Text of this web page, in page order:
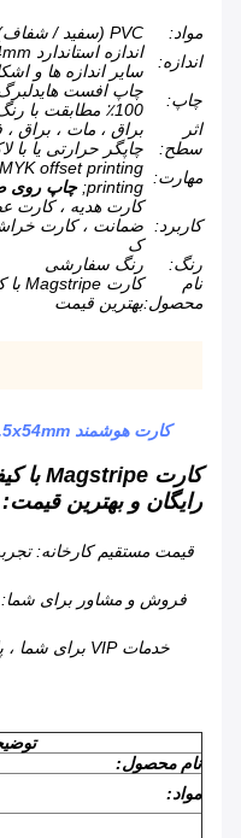
مواد:
PVC (سفید / شفاف) ، PET ، Bio PVC.
اندازه:
سایر اندازه ها و
چاپ:
چاپ افست
100٪ مطابقت با رنگ یا نمونه مورد نیاز مشتری دارد.
اثر
سطح:
براق ، مات ، براق
چاپگر حرارتی یا
مهارت: offset printing;
printing; چاپ روی
کاربرد: ضمانت ، کارت
ک
رنگ:
رنگ سفارشی
نام
محصول:بهترین قیمت
کارت هوشمند Magstripe 85.5x54mm چاپ افست هایدلبرگ
رایگان و بهترین قیمت:
قیمت مستقیم کارخانه:
نام محصول:
مواد: